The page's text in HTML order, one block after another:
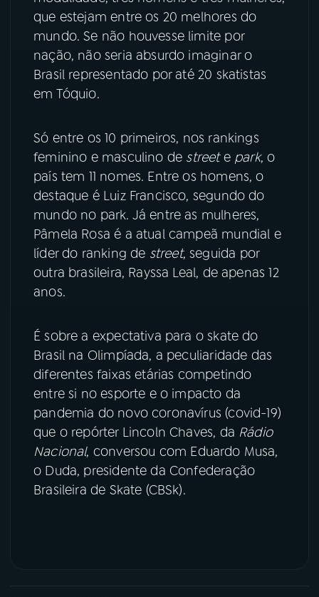
TikTok
que estejam entre os 20 melhores do
mundo. Se não houvesse limite por
nação, não seria absurdo imaginar o
Brasil representado por até 20 skatistas
em Tóquio.
Só entre os 10 primeiros, nos rankings
feminino e masculino de streete park, o
país tem 11 nomes. Entre os homens, o
destaque é Luiz Francisco, segundo do
mundo no park. Já entre as mulheres,
Pâmela Rosa é a atual campeã mundial e
líder do ranking de street, seguida por
outra brasileira, Rayssa Leal, de apenas 12
anos.
É sobre a expectativa para o skate do
Brasil na Olimpíada, a peculiaridade das
diferentes faixas etárias competindo
entre si no esporte e o impacto da
pandemia do novo coronavírus (covid-19)
que o repórter Lincoln Chaves, da Rádio
Nacional, conversou com Eduardo Musa,
o Duda, presidente da Confederação
Brasileira de Skate (CBSk).